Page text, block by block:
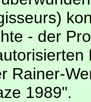
- der
Rainer-
1989".